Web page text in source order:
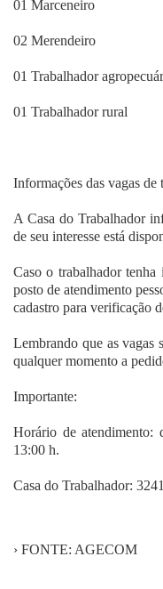
01 Marceneiro
02 Merendeiro
01 Trabalhador
01 Trabalhador rural
Informações das vagas
A Casa do Trabalhador
de seu interesse está
Caso o trabalhador tenha
posto de atendimento
cadastro para verificação
Lembrando que as vagas
qualquer momento a
Importante:
Horário de atendimento:
13:00 h.
Casa do Trabalhador:
› FONTE: AGECOM